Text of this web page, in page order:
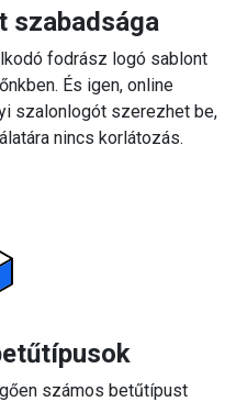
szabadsága
fodrász logó sablont
És igen, online
szalonlogót szerezhet be,
nincs korlátozás.
számos betűtípust